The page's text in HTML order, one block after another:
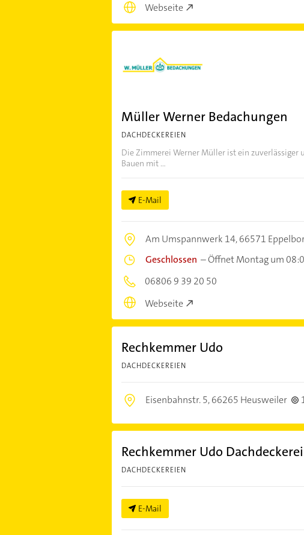
Webseite
Müller Werner Bedachungen
DACHDECKEREIEN
Die Zimmerei Werner Müller ist ein zuverlässiger
Bauen mit ...
E-Mail
Am Umspannwerk 14,66571
Geschlossen –Öffnet Montag um
06806 9 39 20 50
Webseite
Rechkemmer Udo
DACHDECKEREIEN
Eisenbahnstr. 5,66265 Heusweiler
Rechkemmer Udo
DACHDECKEREIEN
E-Mail